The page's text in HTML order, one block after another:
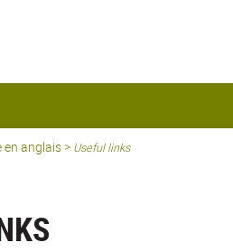
en anglais> Useful links